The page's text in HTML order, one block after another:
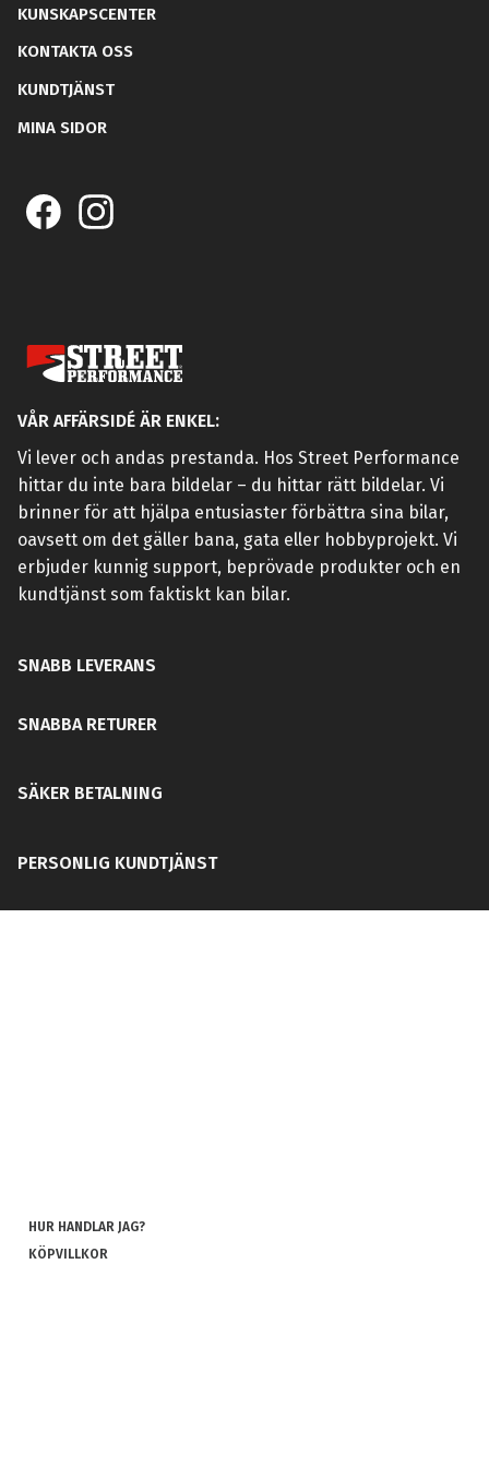
KUNSKAPSCENTER
KONTAKTA OSS
KUNDTJÄNST
MINA SIDOR
VÅR AFFÄRSIDÉ ÄR ENKEL:
Vi lever och andas prestanda. Hos Street Performance
hittar du inte bara bildelar – du hittar rätt bildelar. Vi
brinner för att hjälpa entusiaster förbättra sina bilar,
oavsett om det gäller bana, gata eller hobbyprojekt. Vi
erbjuder kunnig support, beprövade produkter och en
kundtjänst som faktiskt kan bilar.
SNABB LEVERANS
SNABBA RETURER
SÄKER BETALNING
PERSONLIG KUNDTJÄNST
HUR HANDLAR JAG?
KÖPVILLKOR